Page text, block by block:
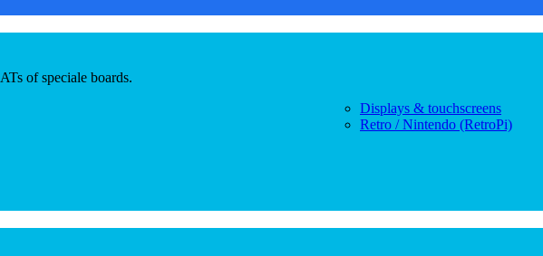
of speciale boards.
Displays & touchscreens
Retro / Nintendo (RetroPi)